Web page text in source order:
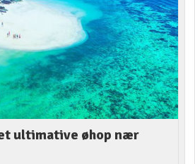
ultimative øhop nær